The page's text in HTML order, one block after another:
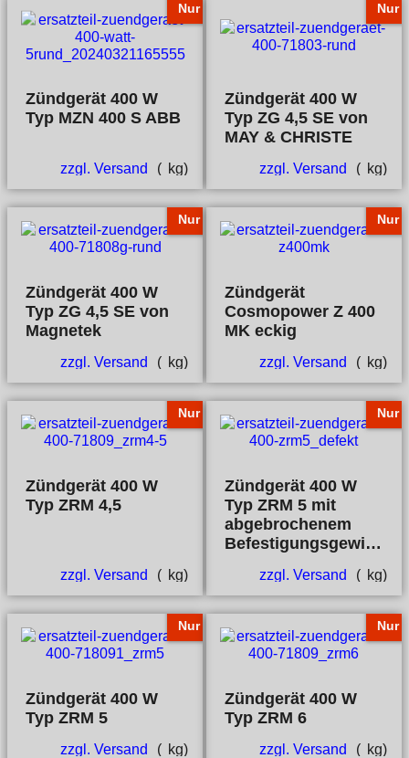
Nur
Zündgerät 400 W
Typ MZN 400 S ABB
zzgl. Versand kg
Nur
Zündgerät 400 W
Typ ZG 4,5 SE von
MAY & CHRISTE
zzgl. Versand kg
Nur
Zündgerät 400 W
Typ ZG 4,5 SE von
Magnetek
zzgl. Versand kg
Nur
Zündgerät
Cosmopower Z 400
MK eckig
zzgl. Versand kg
Nur
Zündgerät 400 W
Typ ZRM 4,5
zzgl. Versand kg
Nur
Zündgerät 400 W
Typ ZRM 5 mit
abgebrochenem
Befestigungsgewinde
zzgl. Versand kg
Nur
Zündgerät 400 W
Typ ZRM 5
zzgl. Versand kg
Nur
Zündgerät 400 W
Typ ZRM 6
zzgl. Versand kg